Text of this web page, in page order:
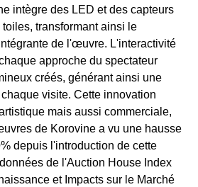
intègre des LED et des capteurs
transformant ainsi le
de l'œuvre. L'interactivité
approche du spectateur
créés, générant ainsi une
visite. Cette innovation
mais aussi commerciale,
de Korovine a vu une hausse
depuis l'introduction de cette
de l'Auction House Index
et Impacts sur le Marché